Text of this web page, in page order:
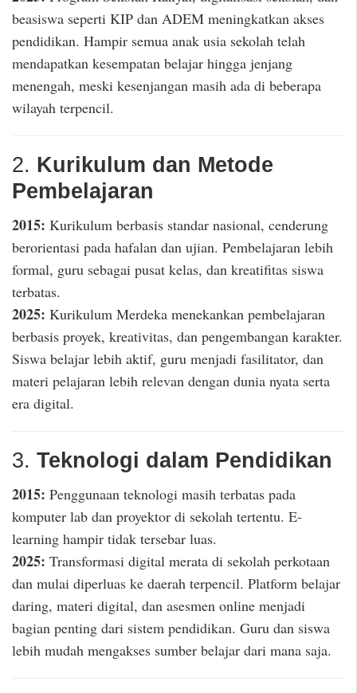
beasiswa seperti KIP dan ADEM meningkatkan akses
pendidikan. Hampir semua anak usia sekolah telah
mendapatkan kesempatan belajar hingga jenjang
menengah, meski kesenjangan masih ada di beberapa
wilayah terpencil.
2. Kurikulum dan Metode
Pembelajaran
2015: Kurikulum berbasis standar nasional, cenderung
berorientasi pada hafalan dan ujian. Pembelajaran lebih
formal, guru sebagai pusat kelas, dan kreatifitas siswa
terbatas.
2025: Kurikulum Merdeka menekankan pembelajaran
berbasis proyek, kreativitas, dan pengembangan karakter.
Siswa belajar lebih aktif, guru menjadi fasilitator, dan
materi pelajaran lebih relevan dengan dunia nyata serta
era digital.
3. Teknologi dalam Pendidikan
2015: Penggunaan teknologi masih terbatas pada
komputer lab dan proyektor di sekolah tertentu. E-
learning hampir tidak tersebar luas.
2025: Transformasi digital merata di sekolah perkotaan
dan mulai diperluas ke daerah terpencil. Platform belajar
daring, materi digital, dan asesmen online menjadi
bagian penting dari sistem pendidikan. Guru dan siswa
lebih mudah mengakses sumber belajar dari mana saja.